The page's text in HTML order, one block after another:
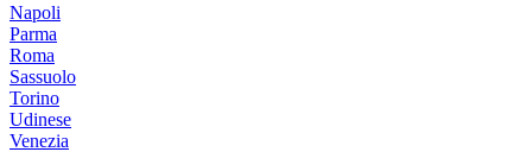
Napoli
Parma
Roma
Sassuolo
Torino
Udinese
Venezia